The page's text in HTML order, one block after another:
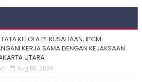
KELOLA PERUSAHAAN, IPCM
KERJA SAMA DENGAN KEJAKSAAN
UTARA
Aug 08, 2026